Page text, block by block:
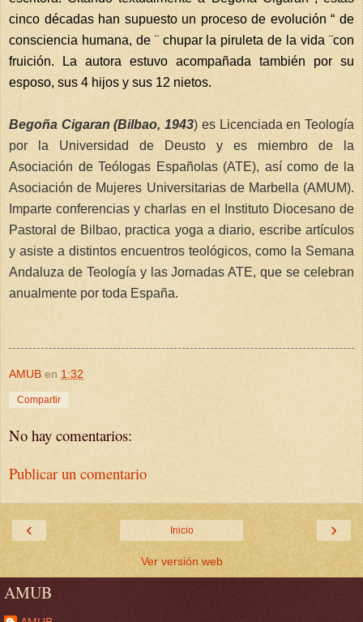
cinco décadas han supuesto un proceso de evolución “ de
consciencia humana, de ¨ chupar la piruleta de la vida ¨con
fruición. La autora estuvo acompañada también por su
esposo, sus 4 hijos y sus 12 nietos.
Begoña Cigaran(Bilbao, 1943) es Licenciada en Teología
por la Universidad de Deusto y es miembro de la
Asociación de Teólogas Españolas (ATE), así como de la
Asociación de Mujeres Universitarias de Marbella (AMUM).
Imparte conferencias y charlas en el Instituto Diocesano de
Pastoral de Bilbao, practica yoga a diario, escribe artículos
y asiste a distintos encuentros teológicos, como la Semana
Andaluza de Teología y las Jornadas ATE, que se celebran
anualmente por toda España.
AMUB en 1:32
Compartir
No hay comentarios:
Publicar un comentario
‹ ›
Inicio
Ver versión web
AMUB